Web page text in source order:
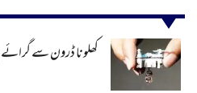
کھلونا ڈرون سے